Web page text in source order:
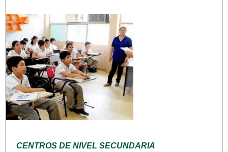
CENTROS DE NIVEL SECUNDARIA